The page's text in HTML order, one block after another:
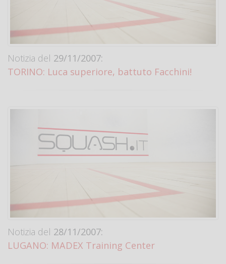
Notizia del 29/11/2007:
TORINO: Luca superiore, battuto Facchini!
Notizia del 28/11/2007:
LUGANO: MADEX Training Center